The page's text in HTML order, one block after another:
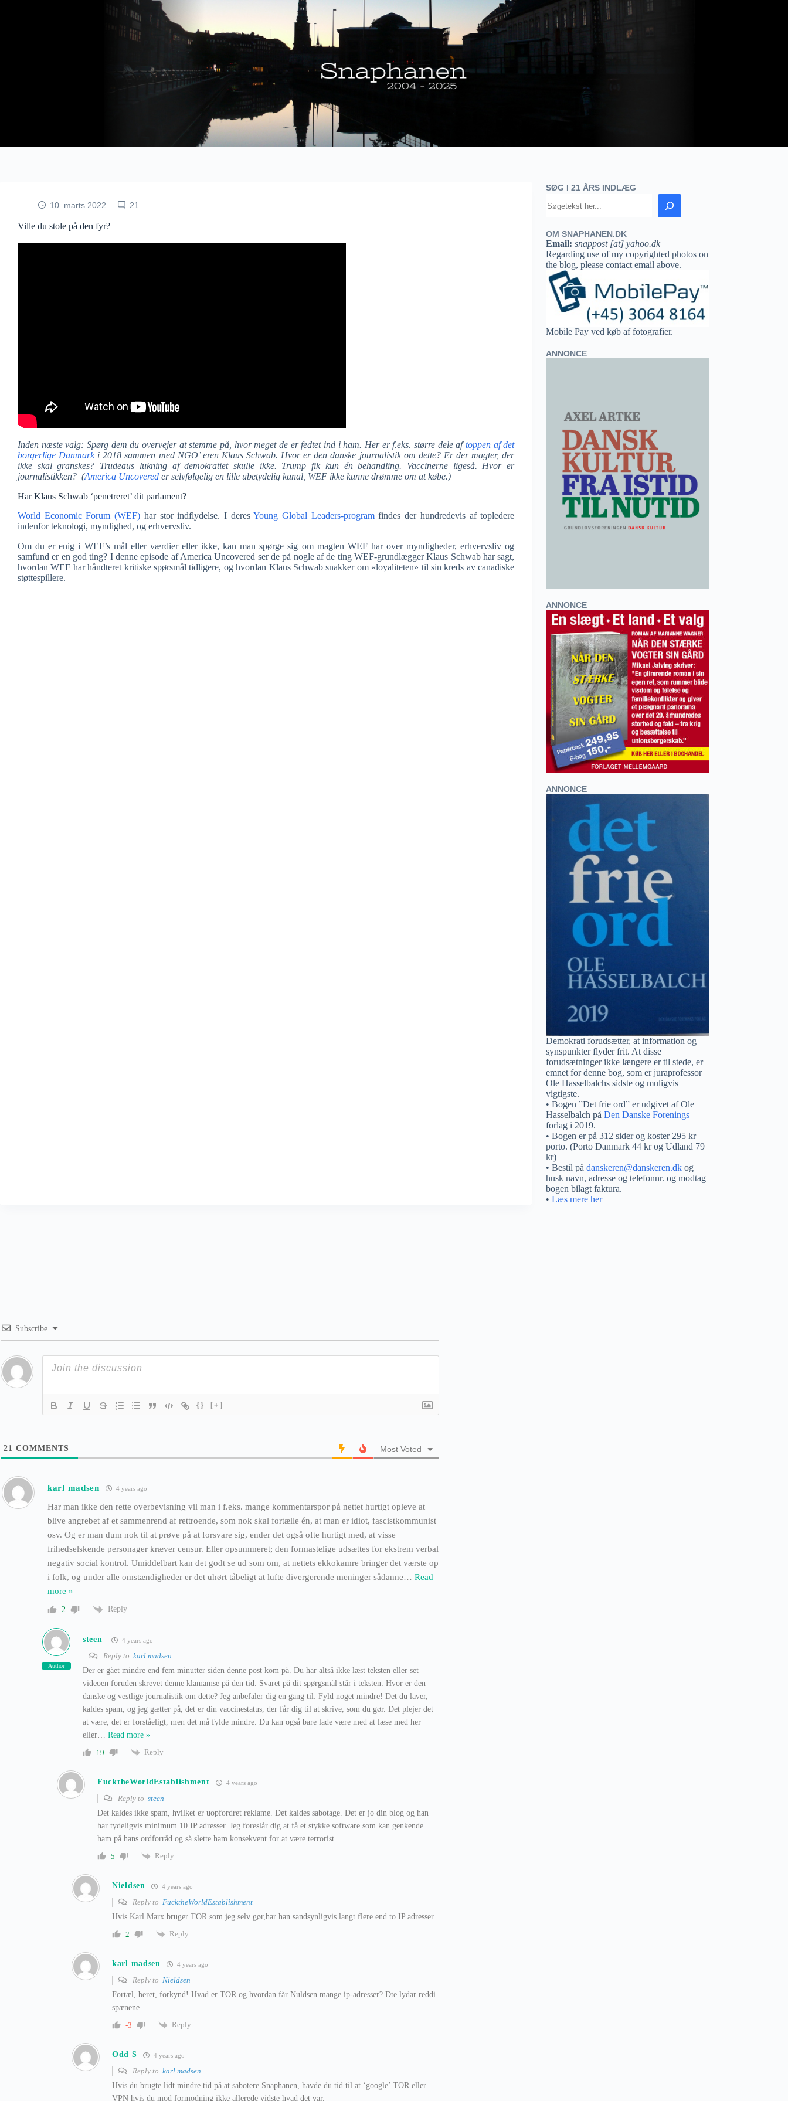
10. marts 2022 21
Ville du stole på den fyr?
Inden næste valg: Spørg dem du overvejer at stemme på, hvor meget de er fedtet ind i ham. Her er f.eks. større dele aftoppen af det
borgerlige Danmarki 2018 sammen med NGO’ eren Klaus Schwab. Hvor er den danske journalistik om dette? Er der magter, der
ikke skal granskes? Trudeaus lukning af demokratiet skulle ikke. Trump fik kun én behandling. Vaccinerne ligeså. Hvor er
journalistikken? (America Uncovered er selvfølgelig en lille ubetydelig kanal, WEF ikke kunne drømme om at købe.)
Har Klaus Schwab ‘penetreret’ dit parlament?
World Economic Forum (WEF) har stor indflydelse. I deresYoung Global Leaders-programfindes der hundredevis af topledere
indenfor teknologi, myndighed, og erhvervsliv.
Om du er enig i WEF’s mål eller værdier eller ikke, kan man spørge sig om magten WEF har over myndigheder, erhvervsliv og
samfund er en god ting? I denne episode af America Uncovered ser de på nogle af de ting WEF-grundlægger Klaus Schwab har sagt,
hvordan WEF har håndteret kritiske spørsmål tidligere, og hvordan Klaus Schwab snakker om «loyaliteten» til sin kreds av canadiske
støttespillere.
SØG I 21 ÅRS INDLÆG
OM SNAPHANEN.DK
Email: snappost [at] yahoo.dk
Regarding use of my copyrighted photos on
the blog, please contact email above.
Mobile Pay ved køb af fotografier.
ANNONCE
ANNONCE
ANNONCE
Demokrati forudsætter, at information og
synspunkter flyder frit. At disse
forudsætninger ikke længere er til stede, er
emnet for denne bog, som er juraprofessor
Ole Hasselbalchs sidste og muligvis
vigtigste.
• Bogen ”Det frie ord” er udgivet af Ole
Hasselbalch påDen Danske Forenings
forlag i 2019.
• Bogen er på 312 sider og koster 295 kr +
porto. (Porto Danmark 44 kr og Udland 79
kr)
• Bestil pådanskeren@danskeren.dk og
husk navn, adresse og telefonnr. og modtag
bogen bilagt faktura.
•Læs mere her
Subscribe
{} [+]
21 COMMENTS Most Voted
karl madsen 4 years ago
Har man ikke den rette overbevisning vil man i f.eks. mange kommentarspor på nettet hurtigt opleve at
blive angrebet af et sammenrend af rettroende, som nok skal fortælle én, at man er idiot, fascistkommunist
osv. Og er man dum nok til at prøve på at forsvare sig, ender det også ofte hurtigt med, at visse
frihedselskende personager kræver censur. Eller opsummeret; den formastelige udsættes for ekstrem verbal
negativ social kontrol. Umiddelbart kan det godt se ud som om, at nettets ekkokamre bringer det værste op
i folk, og under alle omstændigheder er det uhørt tåbeligt at lufte divergerende meninger sådanne… Read
more »
2 Reply
Author
steen 4 years ago
Reply to karl madsen
Der er gået mindre end fem minutter siden denne post kom på. Du har altså ikke læst teksten eller set
videoen foruden skrevet denne klamamse på den tid. Svaret på dit spørgsmål står i teksten: Hvor er den
danske og vestlige journalistik om dette? Jeg anbefaler dig en gang til: Fyld noget mindre! Det du laver,
kaldes spam, og jeg gætter på, det er din vaccinestatus, der får dig til at skrive, som du gør. Det plejer det
at være, det er forståeligt, men det må fylde mindre. Du kan også bare lade være med at læse med her
eller… Read more »
19
Reply
FucktheWorldEstablishment 4 years ago
Reply to steen
Det kaldes ikke spam, hvilket er uopfordret reklame. Det kaldes sabotage. Det er jo din blog og han
har tydeligvis minimum 10 IP adresser. Jeg foreslår dig at få et stykke software som kan genkende
ham på hans ordforråd og så slette ham konsekvent for at være terrorist
5
Reply
Nieldsen 4 years ago
Reply to FucktheWorldEstablishment
Hvis Karl Marx bruger TOR som jeg selv gør,har han sandsynligvis langt flere end to IP adresser
2
Reply
karl madsen 4 years ago
Reply to Nieldsen
Fortæl, beret, forkynd! Hvad er TOR og hvordan får Nuldsen mange ip-adresser? Dte lydar reddi
spænene.
-3
Reply
Odd S 4 years ago
Reply to karl madsen
Hvis du brugte lidt mindre tid på at sabotere Snaphanen, havde du tid til at ‘google’ TOR eller
VPN hvis du mod formodning ikke allerede vidste hvad det var.